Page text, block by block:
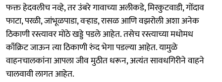
फक्त हेदवलीच नव्हे, तर उंबरे गावाच्या अलीकडे, मिरकुटवाडी, गोंदाव
फाटा, परळी, जांभूळपाडा, वऱ्हाड, रासळ आणि वझरोली अशा अनेक
ठिकाणी रस्त्यावर मोठे खड्डे पडले आहेत. तसेच रस्त्याच्या मधोमध
काँक्रिट जाऊन त्या ठिकाणी रुंद भेगा पडल्या आहेत. यामुळे
वाहनचालकांना आपला जीव मुठीत धरून, अत्यंत सावधगिरीने वाहने
चालवावी लागत आहेत.